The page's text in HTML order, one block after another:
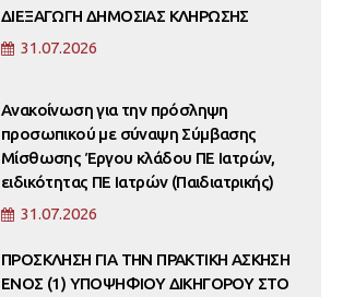
ΔΙΕΞΑΓΩΓΗ ΔΗΜΟΣΙΑΣ ΚΛΗΡΩΣΗΣ
31.07.2026
Ανακοίνωση για την πρόσληψη
προσωπικού με σύναψη Σύμβασης
Μίσθωσης Έργου κλάδου ΠΕ Ιατρών,
ειδικότητας ΠΕ Ιατρών (Παιδιατρικής)
31.07.2026
ΠΡΟΣΚΛΗΣΗ ΓΙΑ ΤΗΝ ΠΡΑΚΤΙΚΗ ΑΣΚΗΣΗ
ΕΝΟΣ (1) ΥΠΟΨΗΦΙΟΥ ΔΙΚΗΓΟΡΟΥ ΣΤΟ